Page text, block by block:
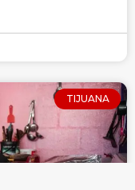
TIJUANA